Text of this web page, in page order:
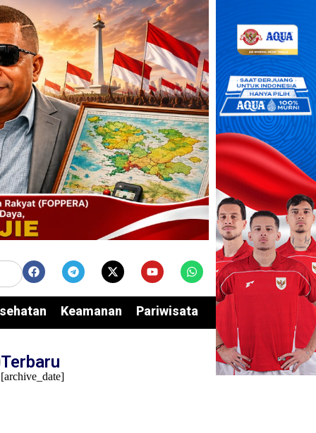
Keamanan Pariwisata Edukasi
Terbaru
[archive_date]